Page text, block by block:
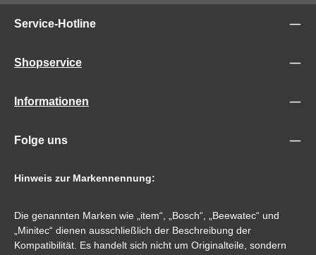
Service-Hotline
Shopservice
Informationen
Folge uns
Hinweis zur Markennennung:
Die genannten Marken wie „item“, „Bosch“, „Beewatec“ und
„Minitec“ dienen ausschließlich der Beschreibung der
Kompatibilität. Es handelt sich nicht um Originalteile, sondern